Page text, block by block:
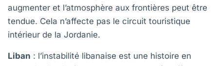
augmenter et l’atmosphère aux frontières peut être
tendue. Cela n’affecte pas le circuit touristique
intérieur de la Jordanie.
Liban : l’instabilité libanaise est une histoire en